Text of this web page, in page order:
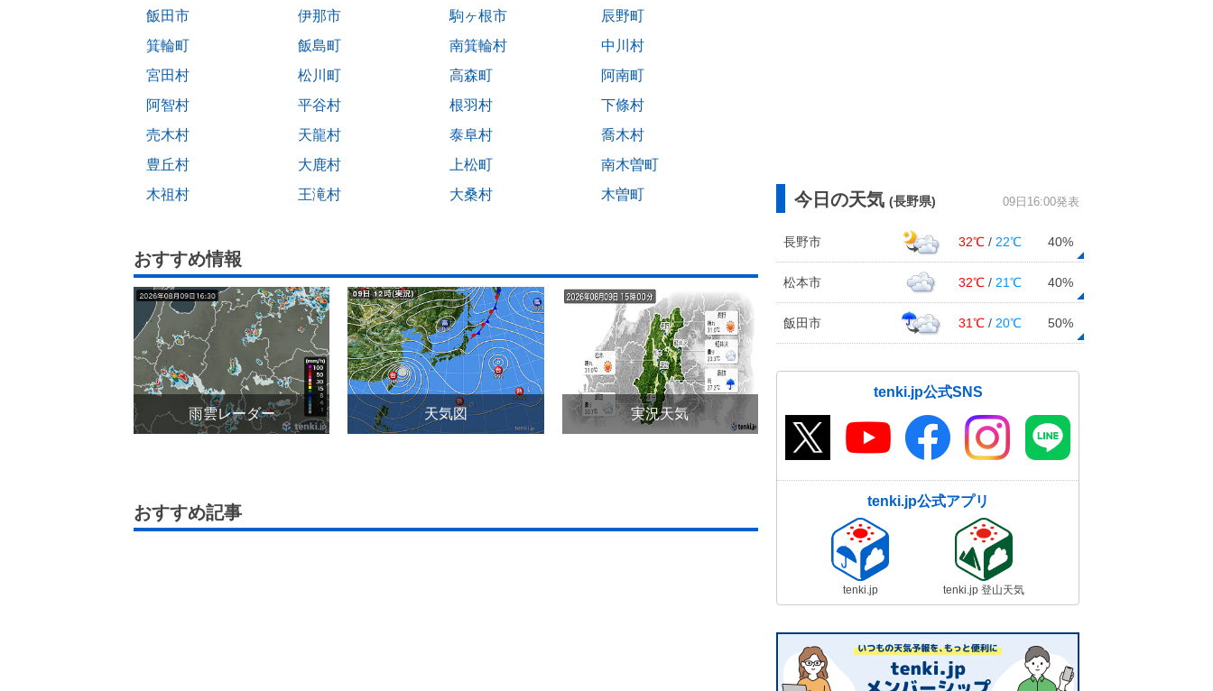
飯田市
伊那市 駒ヶ根市
辰野町
箕輪町
飯島町 南箕輪村
中川村
宮田村
松川町 高森町
阿南町
阿智村
平谷村 根羽村
下條村
売木村
天龍村 泰阜村
喬木村
豊丘村
大鹿村 上松町
南木曽町
木祖村
王滝村 大桑村 木曽町
おすすめ情報
雨雲レーダー 天気図 実況天気
おすすめ記事
今日の天気 (長野県) 09日16:00発表
長野市 32℃ / 22℃ 40%
松本市 32℃ / 21℃ 40%
飯田市 31℃ / 20℃ 50%
tenki.jp公式SNS
tenki.jp公式アプリ
tenki.jp tenki.jp 登山天気